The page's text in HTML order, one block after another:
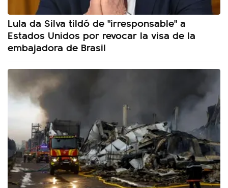
Lula da Silva tildó de "irresponsable" a
Estados Unidos por revocar la visa de la
embajadora de Brasil